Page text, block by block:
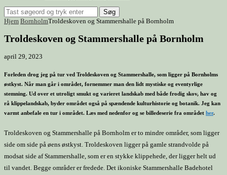
Søg
Hjem BornholmTroldeskoven og Stammershalle på Bornholm
Troldeskoven og Stammershalle på Bornholm
april 29, 2023
Forleden drog jeg på tur ved Troldeskoven og Stammershalle, som ligger på Bornholms
østkyst. Når man går i området, fornemmer man den lidt mystiske og eventyrlige
stemning. Ud over et utroligt smukt og varieret landskab med både frodig skov, hav og
rå klippelandskab, byder området også på spændende kulturhistorie og botanik. Jeg kan
varmt anbefale en tur i området. Læs med nedenfor og se billedeserie fra området her.
Troldeskoven og Stammershalle på Bornholm er to mindre områder, som ligger
side om side på øens østkyst. Troldeskoven ligger på gamle strandvolde på
modsat side af Stammershalle, som er en stykke klippehede, der ligger helt ud
til vandet. Begge områder er fredede. Det ikoniske Stammershalle Badehotel